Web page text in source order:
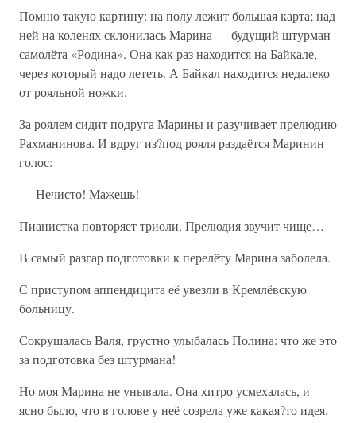
Помню такую картину: на полу лежит большая карта; над
ней на коленях склонилась Марина — будущий штурман
самолёта «Родина». Она как раз находится на Байкале,
через который надо лететь. А Байкал находится недалеко
от рояльной ножки.
За роялем сидит подруга Марины и разучивает прелюдию
Рахманинова. И вдруг из?под рояля раздаётся Маринин
голос:
— Нечисто! Мажешь!
Пианистка повторяет триоли. Прелюдия звучит чище…
В самый разгар подготовки к перелёту Марина заболела.
С приступом аппендицита её увезли в Кремлёвскую
больницу.
Сокрушалась Валя, грустно улыбалась Полина: что же это
за подготовка без штурмана!
Но моя Марина не унывала. Она хитро усмехалась, и
ясно было, что в голове у неё созрела уже какая?то идея.